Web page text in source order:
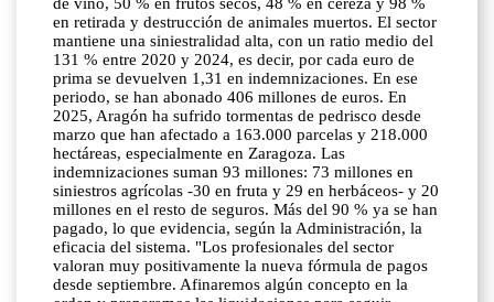
en retirada y destrucción de animales muertos. El sector
mantiene una siniestralidad alta, con un ratio medio del
131 % entre 2020 y 2024, es decir, por cada euro de
prima se devuelven 1,31 en indemnizaciones. En ese
periodo, se han abonado 406 millones de euros. En
2025, Aragón ha sufrido tormentas de pedrisco desde
marzo que han afectado a 163.000 parcelas y 218.000
hectáreas, especialmente en Zaragoza. Las
indemnizaciones suman 93 millones: 73 millones en
siniestros agrícolas -30 en fruta y 29 en herbáceos- y 20
millones en el resto de seguros. Más del 90 % ya se han
pagado, lo que evidencia, según la Administración, la
eficacia del sistema. "Los profesionales del sector
valoran muy positivamente la nueva fórmula de pagos
desde septiembre. Afinaremos algún concepto en la